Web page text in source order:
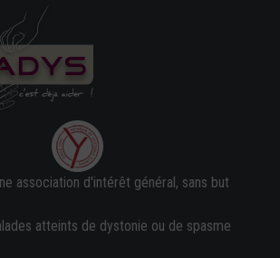
association d'intérêt général, sans but
atteints de dystonie ou de spasme